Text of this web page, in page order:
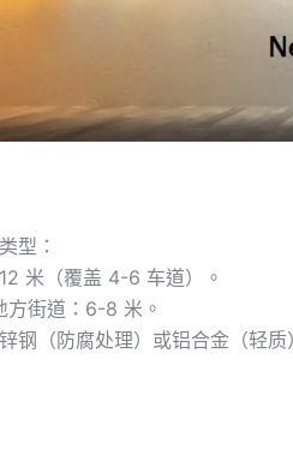
型：
米（覆盖 4-6 车道）。
方街道：6-8 米。
钢（防腐处理）或铝合金（轻